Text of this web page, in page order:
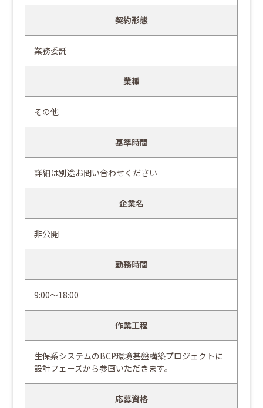
契約形態
業務委託
業種
その他
基準時間
詳細は別途お問い合わせください
企業名
非公開
勤務時間
9:00～18:00
作業工程
生保系システムのBCP環境基盤構築プロジェクトに
設計フェーズから参画いただきます。
応募資格